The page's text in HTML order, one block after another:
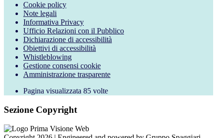
Cookie policy
Note legali
Informativa Privacy
Ufficio Relazioni con il Pubblico
Dichiarazione di accessibilità
Obiettivi di accessibilità
Whistleblowing
Gestione consensi cookie
Amministrazione trasparente
Pagina visualizzata 85 volte
Sezione Copyright